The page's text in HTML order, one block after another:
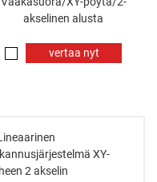
akselinen alusta
vertaa nyt